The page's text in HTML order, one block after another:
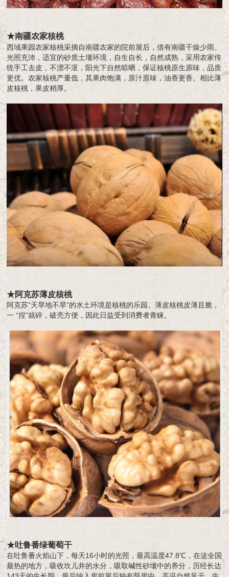
★南疆农家核桃
西域果园农家核桃采摘自南疆农家的院前屋后，借有南疆干燥少雨、
光照充沛，适宜的砂质土壤环境，自生自长，自然成熟，采用农家传
统手工去皮，不漂不沤，阳光下自然晾晒，保证核桃原生原味，品质
更优。农家核桃产量低，其果肉饱满，原汁原味，油香更香。相比薄
皮核桃，果皮稍厚。
★阿克苏薄皮核桃
阿克苏“天旱地不旱”的水土环境是核桃的乐园。薄皮核桃皮薄且脆，
一 “捏”就碎，破壳方便，因此日益受到消费者青睐。
★吐鲁番绿葡萄干
在吐鲁番火焰山下，每天16小时的光照，最高温度47.8℃，在这全国
最热的地方，吸收坎儿井的水分，吸取碱性砂壤中的养分，历经长达